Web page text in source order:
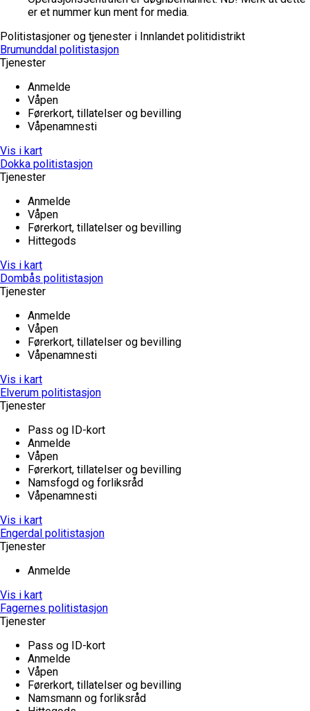
er et nummer kun ment for media.
Politistasjoner og tjenester i Innlandet politidistrikt
Brumunddal politistasjon
Tjenester
Anmelde
Våpen
Førerkort, tillatelser og bevilling
Våpenamnesti
Vis i kart
Dokka politistasjon
Tjenester
Anmelde
Våpen
Førerkort, tillatelser og bevilling
Hittegods
Vis i kart
Dombås politistasjon
Tjenester
Anmelde
Våpen
Førerkort, tillatelser og bevilling
Våpenamnesti
Vis i kart
Elverum politistasjon
Tjenester
Pass og ID-kort
Anmelde
Våpen
Førerkort, tillatelser og bevilling
Namsfogd og forliksråd
Våpenamnesti
Vis i kart
Engerdal politistasjon
Tjenester
Anmelde
Vis i kart
Fagernes politistasjon
Tjenester
Pass og ID-kort
Anmelde
Våpen
Førerkort, tillatelser og bevilling
Namsmann og forliksråd